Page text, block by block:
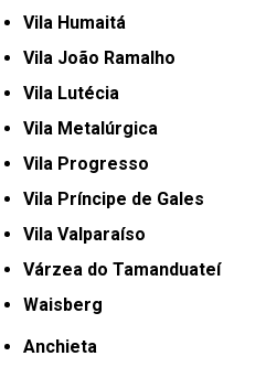
Vila Humaitá
Vila João Ramalho
Vila Lutécia
Vila Metalúrgica
Vila Progresso
Vila Príncipe de Gales
Vila Valparaíso
Várzea do Tamanduateí
Waisberg
Anchieta